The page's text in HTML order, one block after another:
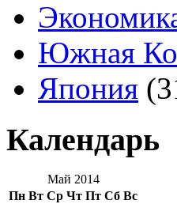
Южная
Япония
Календарь
Май 2014
Пн Вт Ср Чт Пт Сб Вс